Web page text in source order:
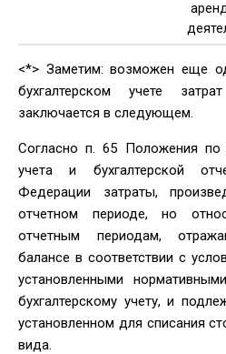
<*> Заметим: возможен еще
бухгалтерском учете
заключается в следующем.
Согласно п. 65 Положения по
учета и бухгалтерской
Федерации затраты,
отчетном периоде, но
отчетным периодам,
балансе в соответствии с
установленными
бухгалтерскому учету, и
установленном для списания
вида.